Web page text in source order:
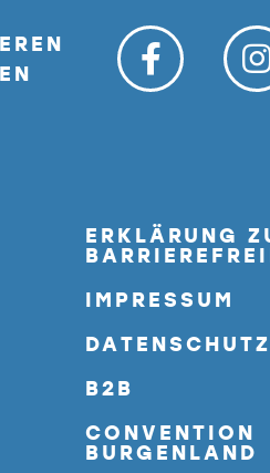
ERKLÄRUNG
IMPRESSUM
DATENSCHUTZ
B2B
CONVENTION
BURGENLAND